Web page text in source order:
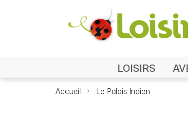
LOISIRS
Accueil Le Palais Indien